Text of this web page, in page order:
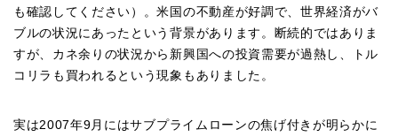
も確認してください）。米国の不動産が好調で、世界経済がバ
ブルの状況にあったという背景があります。断続的ではありま
すが、カネ余りの状況から新興国への投資需要が過熱し、トル
コリラも買われるという現象もありました。
実は2007年9月にはサブプライムローンの焦げ付きが明らかに